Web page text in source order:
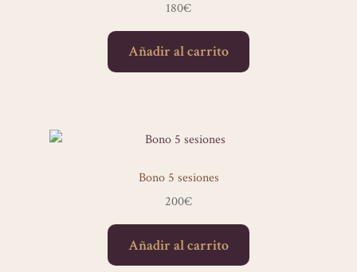
Contacto
Sesiones de yoga
180€
Añadir al carrito
Bono 5 sesiones
200€
Añadir al carrito